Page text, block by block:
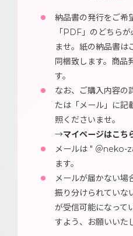
納品書の発行をご希
「PDF」のどちら
ませ。紙の納品書は
同梱致します。商品
す。
なお、ご購入内容の
たは「メール」に記
照くださいませ。
→マイページはこち
メールは " ＠neko-
ます。
メールが届かない場
振り分けられていな
が受信可能になって
すよう、お願いいた